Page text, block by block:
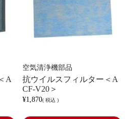
A
空気清浄機部品
抗ウイルスフィルター＜A
CF-V20＞
¥1,870 税込